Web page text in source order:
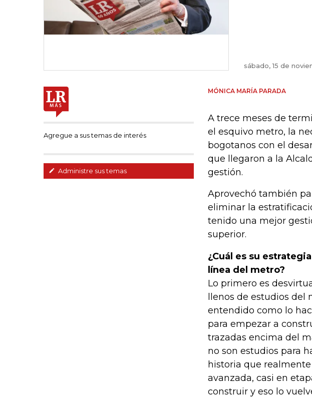
sábado, 15 de
Agregue a sus temas de interés
Administre sus temas
MÓNICA MARÍA PARADA
A trece meses de
el esquivo metro, la
bogotanos con el
que llegaron a la
gestión.
Aprovechó también
eliminar la
tenido una mejor
superior.
¿Cuál es su
línea del metro?
Lo primero es
llenos de estudios
entendido como lo
para empezar a
trazadas encima del
no son estudios para
historia que
avanzada, casi en
construir y eso lo